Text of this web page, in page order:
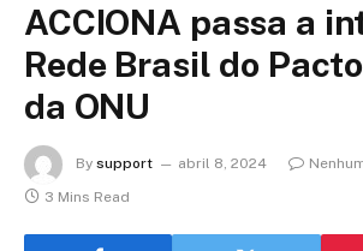
ACCIONA passa a
Rede Brasil do
da ONU
By support abril 8, 2024
3 Mins Read